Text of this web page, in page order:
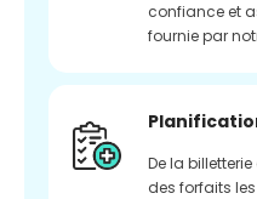
confiance et
fournie par
De la
des forfaits